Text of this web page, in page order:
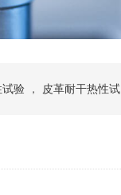
试验 ， 皮革耐干热性试